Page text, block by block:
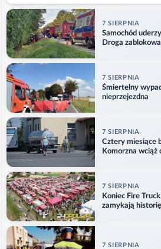
7 SIERPNIA
Samochód
Droga
7 SIERPNIA
Śmiertelny
nieprzejezdna
7 SIERPNIA
Cztery miesiące
Komorzna wciąż
7 SIERPNIA
Koniec Fire
zamykają
7 SIERPNIA